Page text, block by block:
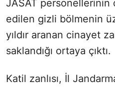
JASAT
edilen gizli bölmenin
yıldır aranan cinayet
saklandığı ortaya çıktı.
Katil zanlısı, İl